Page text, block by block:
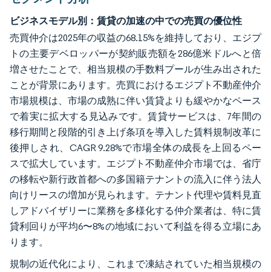
ビジネスモデル別：賃貸の加速の中での売買の優位性
売買仲介は2025年の収益の68.15%を維持しており、エジプ
トの主要デベロッパーが契約販売額を286億米ドルへと倍
増させたことで、相当規模の手数料プールが生み出された
ことが背景にあります。売買におけるエジプト不動産仲介
市場規模は、市場の成熟に伴い賃貸よりも緩やかなペース
で着実に拡大する見込みです。賃貸サービスは、7年間の
移行期間と段階的引き上げ条項を導入した賃料規制改革に
後押しされ、CAGR 9.28%で市場全体の成長を上回るペー
スで拡大しています。エジプト不動産仲介市場では、省庁
の移転や新行政首都への多国籍テナントの流入に伴う法人
向けリースの増加が見られます。テナント代理や賃料見直
しアドバイザリーに業務を多様化する仲介業者は、特に賃
貸利回りが平均6〜8%の地域において利益を得る立場にあ
ります。
規制の近代化により、これまで凍結されていた相当規模の